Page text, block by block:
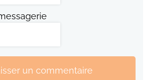
un commentaire